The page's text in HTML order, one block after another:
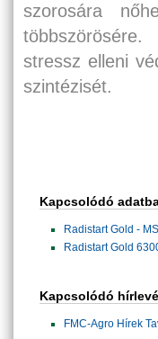
szorosára
stressz elleni
szintézisét.
Kapcsolódó
Radistart Gold -
Radistart Gold
Kapcsolódó
FMC-Agro Hírek